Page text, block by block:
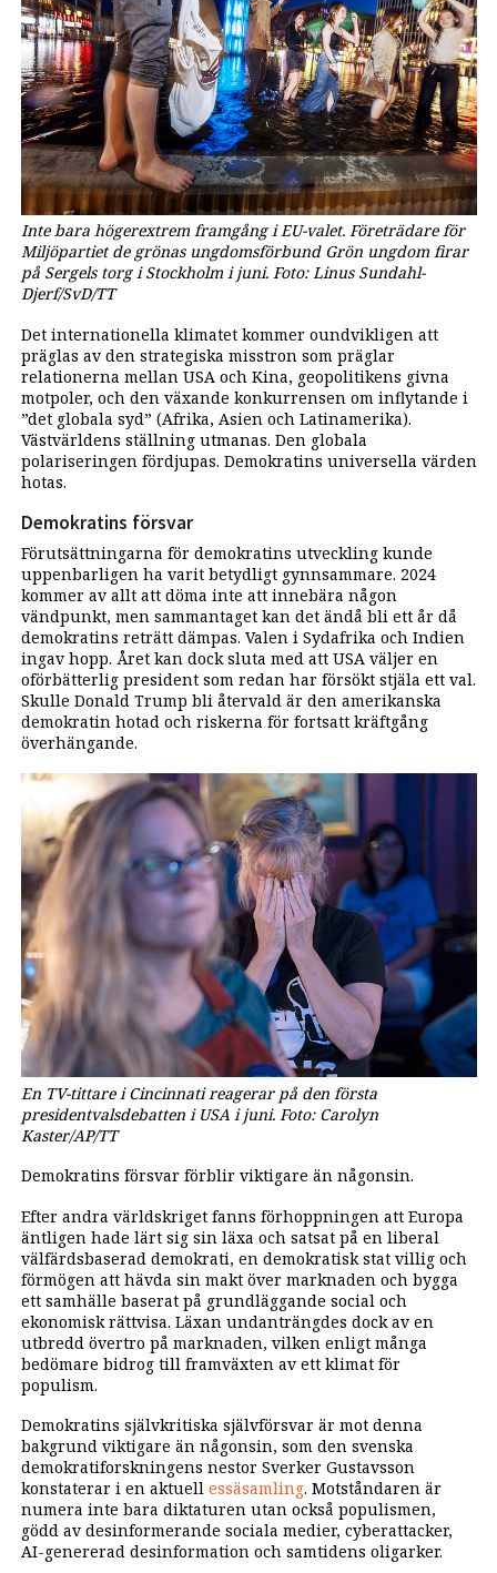
Inte bara högerextrem framgång i EU-valet. Företrädare för
Miljöpartiet de grönas ungdomsförbund Grön ungdom firar
på Sergels torg i Stockholm i juni. Foto: Linus Sundahl-
Djerf/SvD/TT
Det internationella klimatet kommer oundvikligen att
präglas av den strategiska misstron som präglar
relationerna mellan USA och Kina, geopolitikens givna
motpoler, och den växande konkurrensen om inflytande i
”det globala syd” (Afrika, Asien och Latinamerika).
Västvärldens ställning utmanas. Den globala
polariseringen fördjupas. Demokratins universella värden
hotas.
Demokratins försvar
Förutsättningarna för demokratins utveckling kunde
uppenbarligen ha varit betydligt gynnsammare. 2024
kommer av allt att döma inte att innebära någon
vändpunkt, men sammantaget kan det ändå bli ett år då
demokratins reträtt dämpas. Valen i Sydafrika och Indien
ingav hopp. Året kan dock sluta med att USA väljer en
oförbätterlig president som redan har försökt stjäla ett val.
Skulle Donald Trump bli återvald är den amerikanska
demokratin hotad och riskerna för fortsatt kräftgång
överhängande.
En TV-tittare i Cincinnati reagerar på den första
presidentvalsdebatten i USA i juni. Foto: Carolyn
Kaster/AP/TT
Demokratins försvar förblir viktigare än någonsin.
Efter andra världskriget fanns förhoppningen att Europa
äntligen hade lärt sig sin läxa och satsat på en liberal
välfärdsbaserad demokrati, en demokratisk stat villig och
förmögen att hävda sin makt över marknaden och bygga
ett samhälle baserat på grundläggande social och
ekonomisk rättvisa. Läxan undanträngdes dock av en
utbredd övertro på marknaden, vilken enligt många
bedömare bidrog till framväxten av ett klimat för
populism.
Demokratins självkritiska självförsvar är mot denna
bakgrund viktigare än någonsin, som den svenska
demokratiforskningens nestor Sverker Gustavsson
konstaterar i en aktuell essäsamling. Motståndaren är
numera inte bara diktaturen utan också populismen,
gödd av desinformerande sociala medier, cyberattacker,
AI-genererad desinformation och samtidens oligarker.